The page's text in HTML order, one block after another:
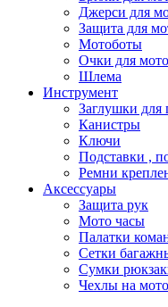
Джерси для
Защита для
Мотоботы
Очки для
Шлема
Инструмент
Заглушки для
Канистры
Ключи
Подставки ,
Ремни
Аксессуары
Защита рук
Мото часы
Палатки
Сетки
Сумки
Чехлы на